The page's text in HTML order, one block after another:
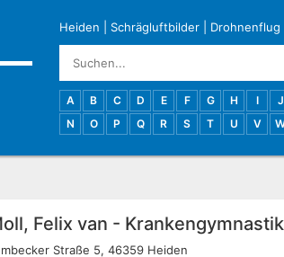
Heiden Schrägluftbilder Drohnenflug
A B C D E F G H I J
N
O P Q R S T U V
Felix van - Krankengymnastik
Straße 5, 46359 Heiden